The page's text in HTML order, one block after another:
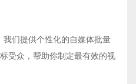
们提供个性化的自媒体批量
受众，帮助你制定最有效的视